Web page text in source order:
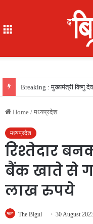
Home / मध्यप्रदेश
मध्यप्रदेश
रिश्तेदार
बैंक खाते से
लाख रुपये
The Bigul 30 August